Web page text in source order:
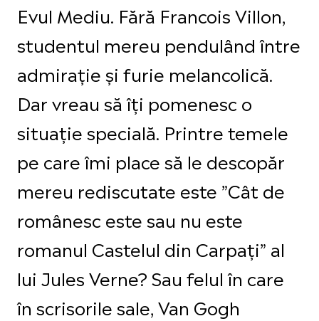
Evul Mediu. Fără Francois Villon,
studentul mereu pendulând între
admirație și furie melancolică.
Dar vreau să îți pomenesc o
situație specială. Printre temele
pe care îmi place să le descopăr
mereu rediscutate este ”Cât de
românesc este sau nu este
romanul Castelul din Carpați” al
lui Jules Verne? Sau felul în care
în scrisorile sale, Van Gogh